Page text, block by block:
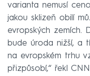
varianta nemusí
jakou sklizeň obilí
evropských zemích.
bude úroda nižší, a
na evropském trhu
přizpůsobí,“ řekl